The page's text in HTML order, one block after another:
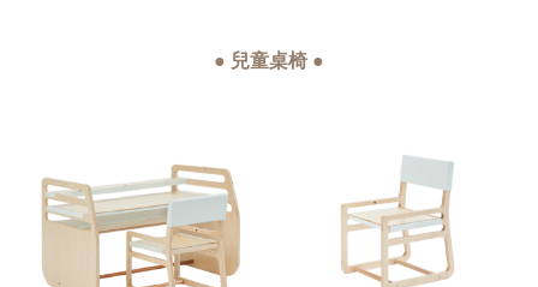
● 兒童桌椅 ●